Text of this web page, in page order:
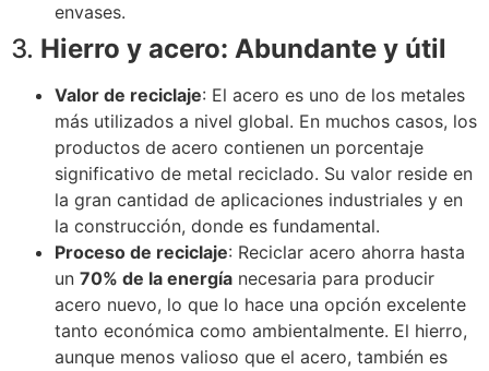
envases.
3. Hierro y acero: Abundante y útil
Valor de reciclaje: El acero es uno de los metales
más utilizados a nivel global. En muchos casos, los
productos de acero contienen un porcentaje
significativo de metal reciclado. Su valor reside en
la gran cantidad de aplicaciones industriales y en
la construcción, donde es fundamental.
Proceso de reciclaje: Reciclar acero ahorra hasta
un 70% de la energía necesaria para producir
acero nuevo, lo que lo hace una opción excelente
tanto económica como ambientalmente. El hierro,
aunque menos valioso que el acero, también es